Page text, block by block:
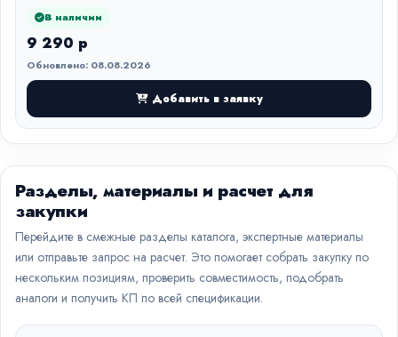
В наличии
9 290 р
Обновлено: 08.08.2026
Добавить в заявку
Разделы, материалы и расчет для
закупки
Перейдите в смежные разделы каталога, экспертные материалы
или отправьте запрос на расчет. Это помогает собрать закупку по
нескольким позициям, проверить совместимость, подобрать
аналоги и получить КП по всей спецификации.